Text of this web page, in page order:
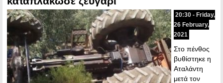
20:30 - Friday,
26 February,
2021
Στο πένθος
βυθίστηκε η
Αταλάντη
μετά τον